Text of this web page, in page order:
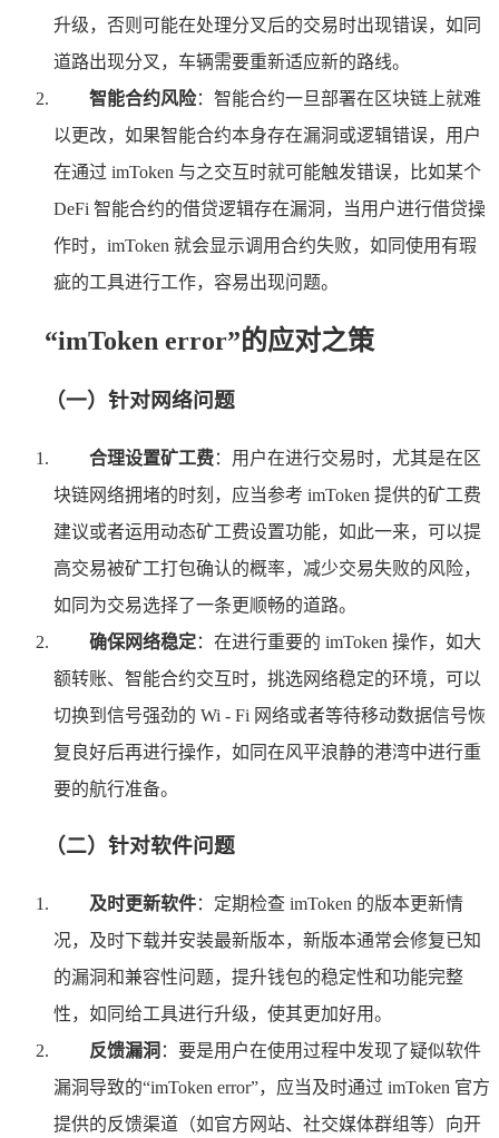
升级，否则可能在处理分叉后的交易时出现错误，如同
道路出现分叉，车辆需要重新适应新的路线。
智能合约风险：智能合约一旦部署在区块链上就难
以更改，如果智能合约本身存在漏洞或逻辑错误，用户
在通过 imToken 与之交互时就可能触发错误，比如某个
DeFi 智能合约的借贷逻辑存在漏洞，当用户进行借贷操
作时，imToken 就会显示调用合约失败，如同使用有瑕
疵的工具进行工作，容易出现问题。
“imToken error”的应对之策
（一）针对网络问题
合理设置矿工费：用户在进行交易时，尤其是在区
块链网络拥堵的时刻，应当参考 imToken 提供的矿工费
建议或者运用动态矿工费设置功能，如此一来，可以提
高交易被矿工打包确认的概率，减少交易失败的风险，
如同为交易选择了一条更顺畅的道路。
确保网络稳定：在进行重要的 imToken 操作，如大
额转账、智能合约交互时，挑选网络稳定的环境，可以
切换到信号强劲的 Wi - Fi 网络或者等待移动数据信号恢
复良好后再进行操作，如同在风平浪静的港湾中进行重
要的航行准备。
（二）针对软件问题
及时更新软件：定期检查 imToken 的版本更新情
况，及时下载并安装最新版本，新版本通常会修复已知
的漏洞和兼容性问题，提升钱包的稳定性和功能完整
性，如同给工具进行升级，使其更加好用。
反馈漏洞 ：要是用户在使用过程中发现了疑似软件
漏洞导致的“imToken error”，应当及时通过 imToken 官方
提供的反馈渠道（如官方网站、社交媒体群组等）向开